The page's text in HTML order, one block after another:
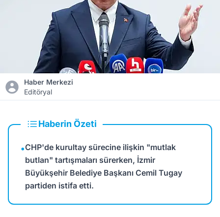
Haber Merkezi
Editöryal
Haberin Özeti
•CHP'de kurultay sürecine ilişkin "mutlak
butlan" tartışmaları sürerken, İzmir
Büyükşehir Belediye Başkanı Cemil Tugay
partiden istifa etti.